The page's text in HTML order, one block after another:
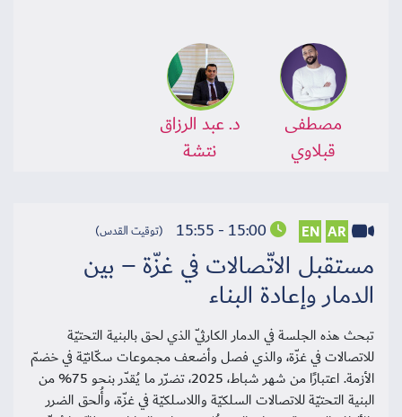
مصطفى
قبلاوي
د. عبد الرزاق
نتشة
AR
EN
15:00 - 15:55 (توقيت القدس)
مستقبل الاتّصالات في غزّة – بين
الدمار وإعادة البناء
تبحث هذه الجلسة في الدمار الكارثيّ الذي لحق بالبنية التحتيّة
للاتصالات في غزّة، والذي فصل وأضعف مجموعات سكّانيّة في خضمّ
الأزمة. اعتبارًا من شهر شباط، 2025، تضرّر ما يُقدّر بنحو 75% من
البنية التحتيّة للاتصالات السلكيّة واللاسلكيّة في غزّة، وأُلحق الضرر